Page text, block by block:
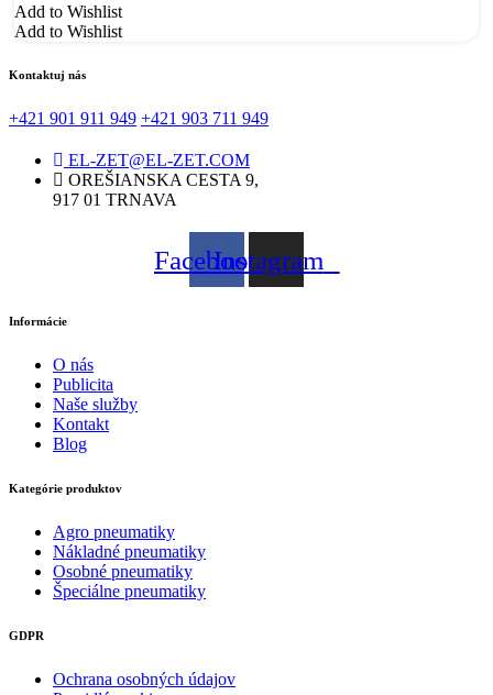
Add to Wishlist
Add to Wishlist
Kontaktuj nás
+421 901 911 949 +421 903 711 949
EL-ZET@EL-ZET.COM
OREŠIANSKA CESTA 9,
917 01 TRNAVA
FacebookInstagram
Informácie
O nás
Publicita
Naše služby
Kontakt
Blog
Kategórie produktov
Agro pneumatiky
Nákladné pneumatiky
Osobné pneumatiky
Špeciálne pneumatiky
GDPR
Ochrana osobných údajov